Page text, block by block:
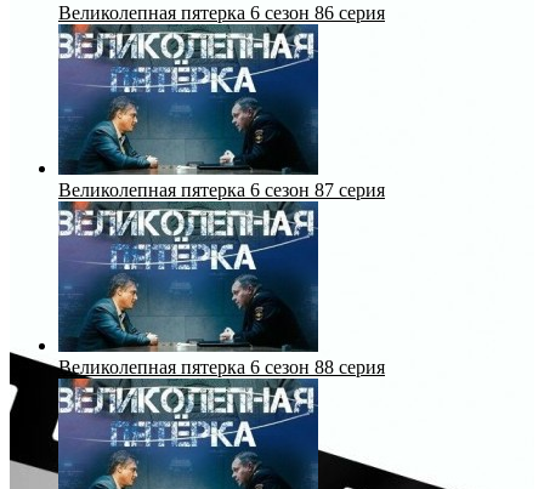
Великолепная пятерка 6 сезон 86 серия
Великолепная пятерка 6 сезон 87 серия
Великолепная пятерка 6 сезон 88 серия